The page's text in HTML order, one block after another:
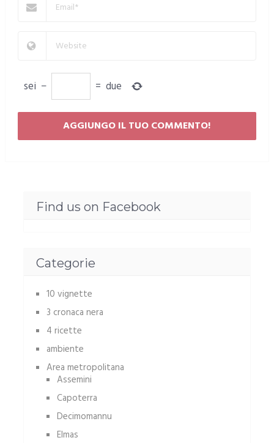
sei − = due
Find us on Facebook
Categorie
10 vignette
3 cronaca nera
4 ricette
ambiente
Area metropolitana
Assemini
Capoterra
Decimomannu
Elmas